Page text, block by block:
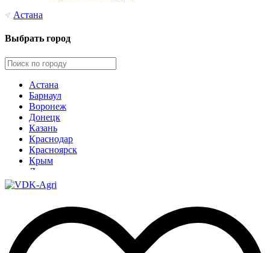
Астана
Выбрать город
Астана
Барнаул
Воронеж
Донецк
Казань
Краснодар
Красноярск
Крым
Луганск
Москва
Нижний Новгород
Омск
Павлодар
Ростов
Ростов-на-Дону